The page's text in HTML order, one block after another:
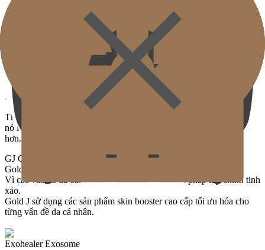
Giải quyết Vấn đề Da Phức hợp
Hiệu quả đồng thời cải thiện nhiều vấn đề da như
nếp nhăn nhỏ, mất đàn hồi, khô da, tông da xỉn màu, lỗ chân lông
Xu hướng Chống Lão hóa
Thay vì thay đổi vẻ ngoài như filler hay botox,
nó làm cho chất lượng tự nhiên của làn da trở nên tự nhiên và tốt
hơn.
GJ Custom Skinbooster
Gold J Custom Skin Booster
Vì các vấn đề da của chúng ta phức tạp, cần giải pháp tùy chỉnh tinh
xảo.
Gold J sử dụng các sản phẩm skin booster cao cấp tối ưu hóa cho
từng vấn đề da cá nhân.
Exohealer Exosome